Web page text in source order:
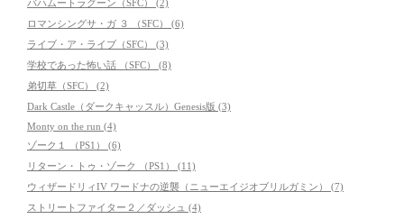
バハムートラグーン（SFC） (2)
ロマンシングサ・ガ ３ （SFC） (6)
ライブ・ア・ライブ（SFC） (3)
学校であった怖い話 （SFC） (8)
弟切草（SFC） (2)
Dark Castle（ダークキャッスル）Genesis版 (3)
Monty on the run (4)
ゾーク１ （PS1） (6)
リターン・トゥ・ゾーク （PS1） (11)
ウィザードリィIV ワードナの逆襲（ニューエイジオブリルガミン） (7)
ストリートファイター２／ダッシュ (4)